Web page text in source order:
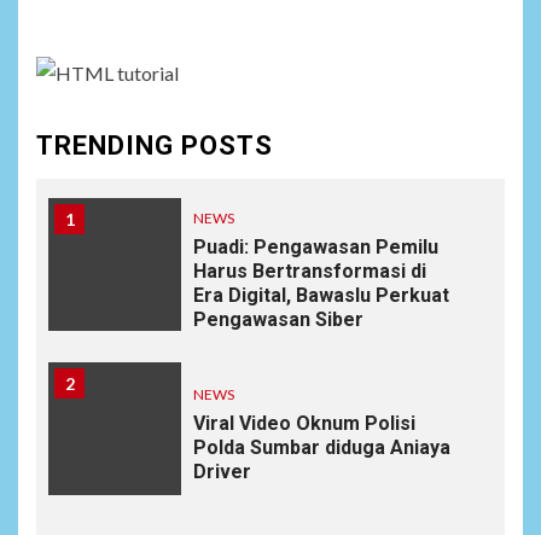
TRENDING POSTS
1 NEWS
Puadi: Pengawasan Pemilu
Harus Bertransformasi di
Era Digital, Bawaslu Perkuat
Pengawasan Siber
2
NEWS
Viral Video Oknum Polisi
Polda Sumbar diduga Aniaya
Driver